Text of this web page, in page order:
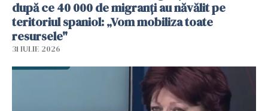
după ce 40 000 de migranți au năvălit pe
teritoriul spaniol: „Vom mobiliza toate
resursele"
31 IULIE 2026